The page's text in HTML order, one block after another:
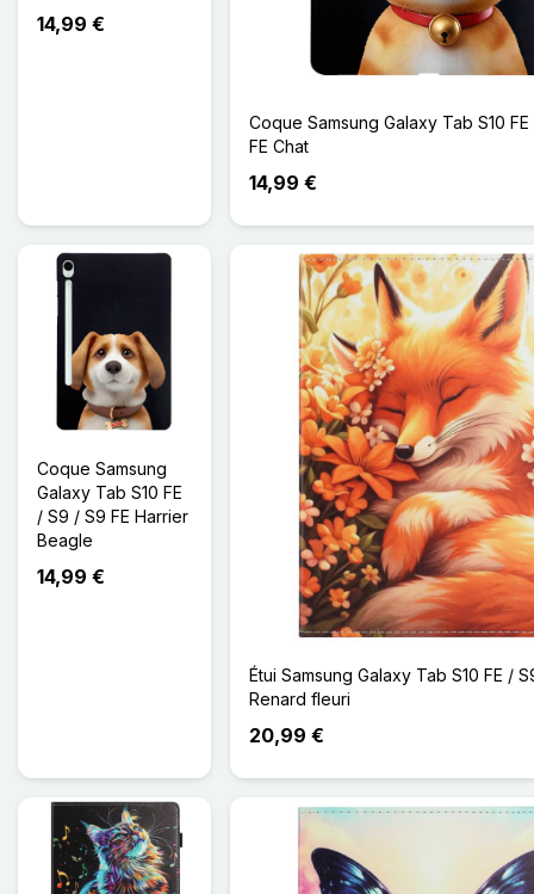
14,99 €
Coque Samsung Galaxy Tab S10
FE Chat
14,99 €
Coque Samsung
Galaxy Tab S10 FE
/ S9 / S9 FE Harrier
Beagle
14,99 €
Étui Samsung Galaxy Tab S10 FE /
Renard fleuri
20,99 €